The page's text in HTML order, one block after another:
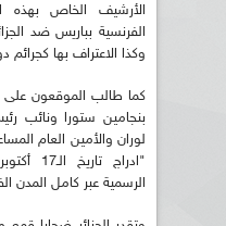
الأرشيف الخاص بهذه
الفرنسية بباريس ضد
وكذا الاعتراف بها كجرائم
كما طالب الموقعون على
بنجامين ستورا ونائب
لوران والأمين العام
الرسمية عبر كامل المدن